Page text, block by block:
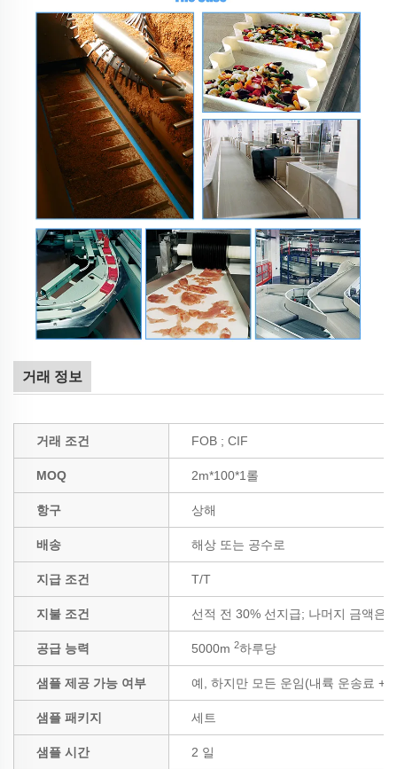
거래 정보
거래 조건 FOB ; CIF
MOQ 2m*100*1롤
항구 상해
배송 해상 또는 공수로
지급 조건 T/T
지불 조건 선적 전 30% 선지급; 나머지 금액은
공급 능력 5000m 2하루당
샘플 제공 가능 여부 예, 하지만 모든 운임(내륙 운송료 +
샘플 패키지 세트
샘플 시간 2 일